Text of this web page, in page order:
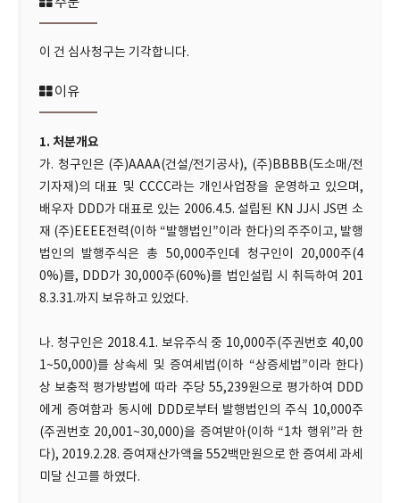
주문
이 건 심사청구는 기각합니다.
이유
1. 처분개요
가. 청구인은 (주)AAAA(건설/전기공사), (주)BBBB(도소매/전
기자재)의 대표 및 CCCC라는 개인사업장을 운영하고 있으며,
배우자 DDD가 대표로 있는 2006.4.5. 설립된 KN JJ시 JS면 소
재 (주)EEEE전력(이하 “발행법인”이라 한다)의 주주이고, 발행
법인의 발행주식은 총 50,000주인데 청구인이 20,000주(4
0%)를, DDD가 30,000주(60%)를 법인설립 시 취득하여 201
8.3.31.까지 보유하고 있었다.
나. 청구인은 2018.4.1. 보유주식 중 10,000주(주권번호 40,00
1~50,000)를 상속세 및 증여세법(이하 “상증세법”이라 한다)
상 보충적 평가방법에 따라 주당 55,239원으로 평가하여 DDD
에게 증여함과 동시에 DDD로부터 발행법인의 주식 10,000주
(주권번호 20,001~30,000)을 증여받아(이하 “1차 행위”라 한
다), 2019.2.28. 증여재산가액을 552백만원으로 한 증여세 과세
미달 신고를 하였다.